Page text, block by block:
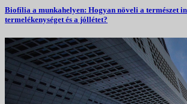
Biofília a munkahelyen: Hogyan növeli a természet
termelékenységet és a jóllétet?